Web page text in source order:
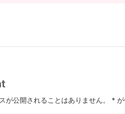
が公開されることはありません。 *